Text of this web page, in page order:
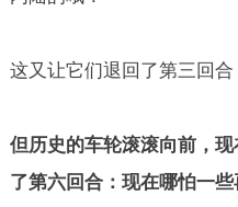
这又让它们退回了第三回合
但历史的车轮滚滚向前，
了第六回合：现在哪怕一